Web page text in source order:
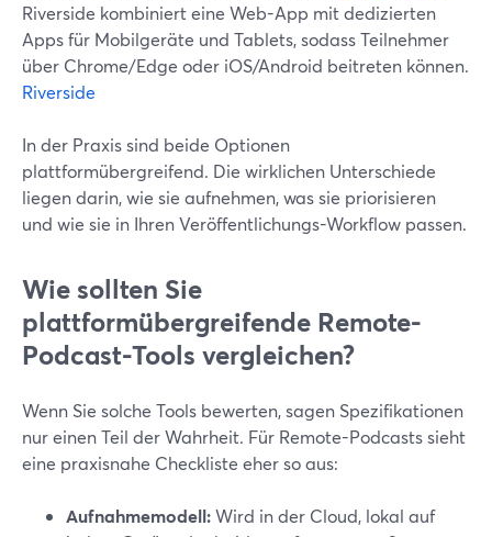
Riverside kombiniert eine Web-App mit dedizierten
Apps für Mobilgeräte und Tablets, sodass Teilnehmer
über Chrome/Edge oder iOS/Android beitreten können.
Riverside
In der Praxis sind beide Optionen
plattformübergreifend. Die wirklichen Unterschiede
liegen darin, wie sie aufnehmen, was sie priorisieren
und wie sie in Ihren Veröffentlichungs-Workflow passen.
Wie sollten Sie
plattformübergreifende Remote-
Podcast-Tools vergleichen?
Wenn Sie solche Tools bewerten, sagen Spezifikationen
nur einen Teil der Wahrheit. Für Remote-Podcasts sieht
eine praxisnahe Checkliste eher so aus:
Aufnahmemodell:Wird in der Cloud, lokal auf